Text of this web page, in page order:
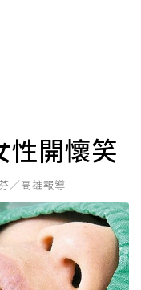
性開懷笑
／高雄報導